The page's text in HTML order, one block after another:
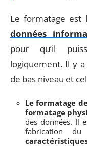
Le formatage est
données
pour qu’il
logiquement. Il y
de bas niveau et
Le formatage
formatage
des données. Il
fabrication